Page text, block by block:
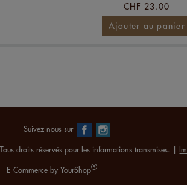
CHF 23.00
Ajouter au panier
Suivez-nous sur
droits réservés pour les informations transmises. |
E-Commerce by YourShop®